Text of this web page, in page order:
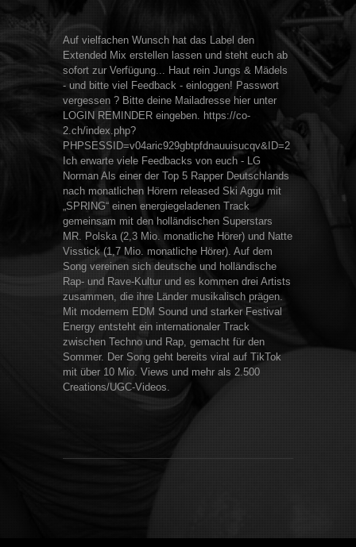
Auf vielfachen Wunsch hat das Label den
Extended Mix erstellen lassen und steht euch ab
sofort zur Verfügung... Haut rein Jungs & Mädels
- und bitte viel Feedback - einloggen! Passwort
vergessen ? Bitte deine Mailadresse hier unter
LOGIN REMINDER eingeben. https://co-
2.ch/index.php?
PHPSESSID=v04aric929gbtpfdnauuisucqv&ID=2
Ich erwarte viele Feedbacks von euch - LG
Norman Als einer der Top 5 Rapper Deutschlands
nach monatlichen Hörern released Ski Aggu mit
„SPRING“ einen energiegeladenen Track
gemeinsam mit den holländischen Superstars
MR. Polska (2,3 Mio. monatliche Hörer) und Natte
Visstick (1,7 Mio. monatliche Hörer). Auf dem
Song vereinen sich deutsche und holländische
Rap- und Rave-Kultur und es kommen drei Artists
zusammen, die ihre Länder musikalisch prägen.
Mit modernem EDM Sound und starker Festival
Energy entsteht ein internationaler Track
zwischen Techno und Rap, gemacht für den
Sommer. Der Song geht bereits viral auf TikTok
mit über 10 Mio. Views und mehr als 2.500
Creations/UGC-Videos.